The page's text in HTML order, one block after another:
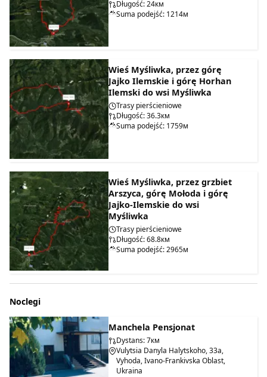
Długość: 24км
Suma podejść: 1214м
Wieś Myśliwka, przez górę
Jajko Ilemskie i górę Horhan
Ilemski do wsi Myśliwka
Trasy pierścieniowe
Długość: 36.3км
Suma podejść: 1759м
Wieś Myśliwka, przez grzbiet
Arszyca, górę Mołoda i górę
Jajko-Ilemskie do wsi
Myśliwka
Trasy pierścieniowe
Długość: 68.8км
Suma podejść: 2965м
Noclegi
Manchela Pensjonat
Dystans: 7км
Vulytsia Danyla Halytskoho, 33a,
Vyhoda, Ivano-Frankivska Oblast,
Ukraina